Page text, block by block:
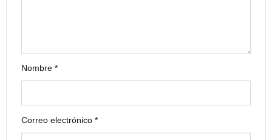
Nombre *
Correo electrónico *